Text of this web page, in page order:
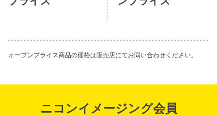
オープンプライス商品の価格は販売店にてお問い合わせください。
ニコンイメージング会員